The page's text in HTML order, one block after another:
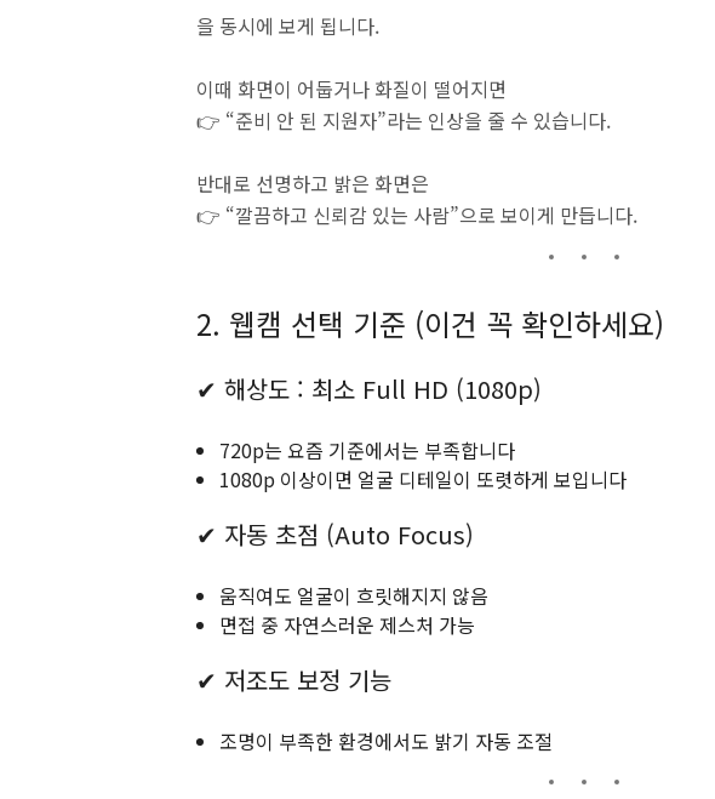
을 동시에 보게 됩니다.
이때 화면이 어둡거나 화질이 떨어지면
👉 “준비 안 된 지원자”라는 인상을 줄 수 있습니다.
반대로 선명하고 밝은 화면은
👉 “깔끔하고 신뢰감 있는 사람”으로 보이게 만듭니다.
2. 웹캠 선택 기준 (이건 꼭 확인하세요)
✔ 해상도 : 최소 Full HD (1080p)
720p는 요즘 기준에서는 부족합니다
1080p 이상이면 얼굴 디테일이 또렷하게 보입니다
✔ 자동 초점 (Auto Focus)
움직여도 얼굴이 흐릿해지지 않음
면접 중 자연스러운 제스처 가능
✔ 저조도 보정 기능
조명이 부족한 환경에서도 밝기 자동 조절